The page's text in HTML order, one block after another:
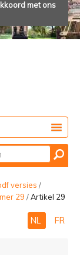
met ons
versies /
29 /Artikel 29
NL FR